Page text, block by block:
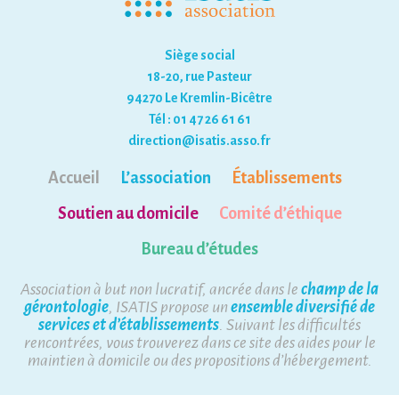
Siège social
18-20, rue Pasteur
94270 Le Kremlin-Bicêtre
Tél : 01 47 26 61 61
direction@isatis.asso.fr
Accueil L’association
Établissements
Soutien au domicile
Comité d’éthique
Bureau d’études
Association à but non lucratif, ancrée dans le champ de la
gérontologie, ISATIS propose un ensemble diversifié de
services et d’établissements. Suivant les difficultés
rencontrées, vous trouverez dans ce site des aides pour le
maintien à domicile ou des propositions d’hébergement.